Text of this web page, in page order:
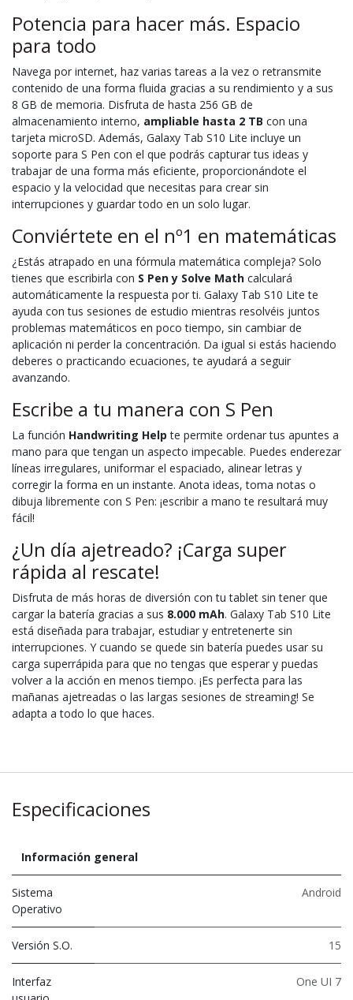
Potencia para hacer más. Espacio
para todo
Navega por internet, haz varias tareas a la vez o retransmite
contenido de una forma fluida gracias a su rendimiento y a sus
8 GB de memoria. Disfruta de hasta 256 GB de
almacenamiento interno, ampliable hasta 2 TB con una
tarjeta microSD. Además, Galaxy Tab S10 Lite incluye un
soporte para S Pen con el que podrás capturar tus ideas y
trabajar de una forma más eficiente, proporcionándote el
espacio y la velocidad que necesitas para crear sin
interrupciones y guardar todo en un solo lugar.
Conviértete en el nº1 en matemáticas
¿Estás atrapado en una fórmula matemática compleja? Solo
tienes que escribirla con S Pen y Solve Math calculará
automáticamente la respuesta por ti. Galaxy Tab S10 Lite te
ayuda con tus sesiones de estudio mientras resolvéis juntos
problemas matemáticos en poco tiempo, sin cambiar de
aplicación ni perder la concentración. Da igual si estás haciendo
deberes o practicando ecuaciones, te ayudará a seguir
avanzando.
Escribe a tu manera con S Pen
La función Handwriting Help te permite ordenar tus apuntes a
mano para que tengan un aspecto impecable. Puedes enderezar
líneas irregulares, uniformar el espaciado, alinear letras y
corregir la forma en un instante. Anota ideas, toma notas o
dibuja libremente con S Pen: ¡escribir a mano te resultará muy
fácil!
¿Un día ajetreado? ¡Carga super
rápida al rescate!
Disfruta de más horas de diversión con tu tablet sin tener que
cargar la batería gracias a sus 8.000 mAh. Galaxy Tab S10 Lite
está diseñada para trabajar, estudiar y entretenerte sin
interrupciones. Y cuando se quede sin batería puedes usar su
carga superrápida para que no tengas que esperar y puedas
volver a la acción en menos tiempo. ¡Es perfecta para las
mañanas ajetreadas o las largas sesiones de streaming! Se
adapta a todo lo que haces.
Especificaciones
Información general
Sistema
Operativo
Android
Versión S.O. 15
Interfaz
One UI 7